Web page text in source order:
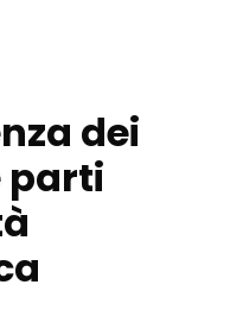
dei
parti